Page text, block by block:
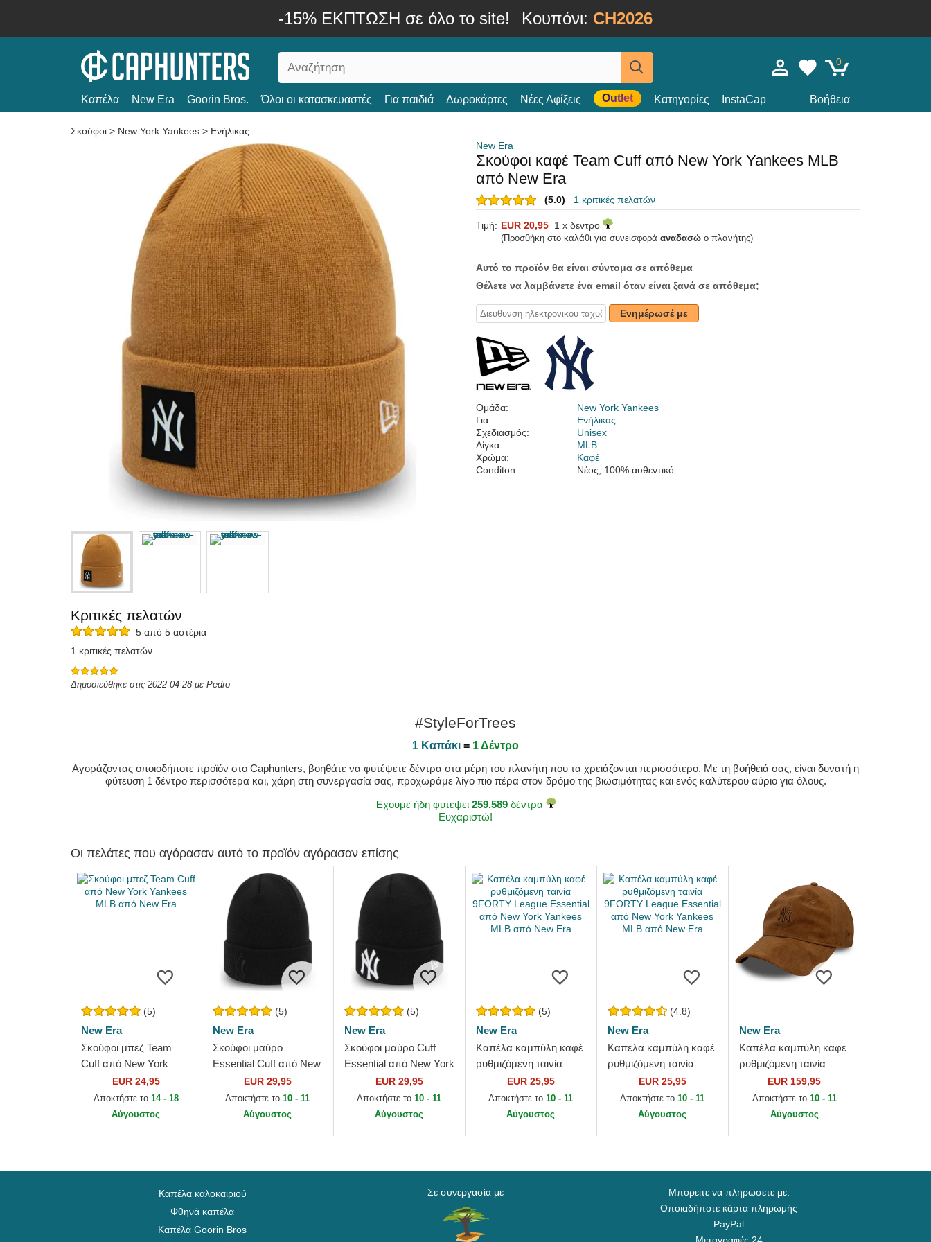
-15% ΕΚΠΤΩΣΗ σε όλο το site! Κουπόνι: CH2026
0
Καπέλα New Era Goorin Bros. Όλοι οι κατασκευαστές Για παιδιά Δωροκάρτες Νέες Αφίξεις Outlet Κατηγορίες InstaCap Βοήθεια
Σκούφοι > New York Yankees > Ενήλικας
New Era
Σκούφοι καφέ Team Cuff από New York Yankees MLB
από New Era
(5.0) 1 κριτικές πελατών
Τιμή: EUR 20,95 1 x δέντρο
(Προσθήκη στο καλάθι για συνεισφορά αναδασώ ο πλανήτης)
Αυτό το προϊόν θα είναι σύντομα σε απόθεμα
Θέλετε να λαμβάνετε ένα email όταν είναι ξανά σε απόθεμα;
Ενημέρωσέ με
Ομάδα:
New York Yankees
Για:
Ενήλικας
Σχεδιασμός:
Unisex
Λίγκα:
MLB
Χρώμα:
Καφέ
Conditon:
Νέος; 100% αυθεντικό
Κριτικές πελατών
5 από 5 αστέρια
1 κριτικές πελατών
Δημοσιεύθηκε στις 2022-04-28 με Pedro
#StyleForTrees
1 Καπάκι = 1 Δέντρο
Αγοράζοντας οποιοδήποτε προϊόν στο Caphunters, βοηθάτε να φυτέψετε δέντρα στα μέρη του πλανήτη που τα χρειάζονται περισσότερο. Με τη βοήθειά σας, είναι δυνατή η
φύτευση 1 δέντρο περισσότερα και, χάρη στη συνεργασία σας, προχωράμε λίγο πιο πέρα στον δρόμο της βιωσιμότητας και ενός καλύτερου αύριο για όλους.
Έχουμε ήδη φυτέψει 259.589 δέντρα
Ευχαριστώ!
Οι πελάτες που αγόρασαν αυτό το προϊόν αγόρασαν επίσης
(5)
New Era
Σκούφοι μπεζ Team
Cuff από New York
Yankees MLB από New
Era
EUR 24,95
Αποκτήστε το 14 - 18
Αύγουστος
(5)
New Era
Σκούφοι μαύρο
Essential Cuff από New
York Yankees MLB από
New Era
EUR 29,95
Αποκτήστε το10 - 11
Αύγουστος
(5)
New Era
Σκούφοι μαύρο Cuff
Essential από New York
Yankees MLB από New
Era
EUR 29,95
Αποκτήστε το10 - 11
Αύγουστος
(5)
New Era
Καπέλα καμπύλη καφέ
ρυθμιζόμενη ταινία
9FORTY League
Essential από New York
Yankees MLB από New
EUR 25,95
Αποκτήστε το10 - 11
Αύγουστος
(4.8)
New Era
Καπέλα καμπύλη καφέ
ρυθμιζόμενη ταινία
9FORTY League
Essential από New York
Yankees MLB από New
EUR 25,95
Αποκτήστε το10 - 11
Αύγουστος
New Era
Καπέλα καμπύλη καφέ
ρυθμιζόμενη ταινία
9TWENTY Suede από
New York Yankees MLB
από New Era
EUR 159,95
Αποκτήστε το 10 - 11
Αύγουστος
Καπέλα καλοκαιριού
Φθηνά καπέλα
Καπέλα Goorin Bros
Σε συνεργασία με
Μπορείτε να πληρώσετε με:
Οποιαδήποτε κάρτα πληρωμής
PayPal